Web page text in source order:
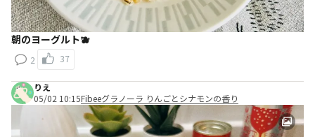
朝のヨーグルト🫐
2 37
りえ
05/02 10:15Fibeeグラノーラ りんごとシナモンの香り